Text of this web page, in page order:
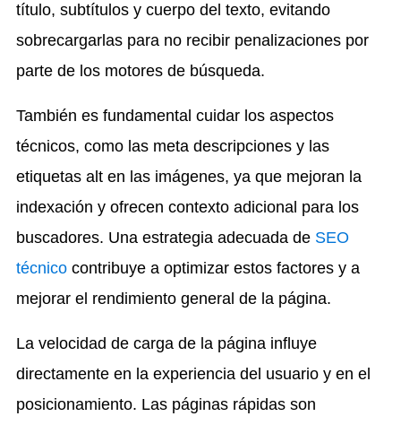
título, subtítulos y cuerpo del texto, evitando
sobrecargarlas para no recibir penalizaciones por
parte de los motores de búsqueda.
También es fundamental cuidar los aspectos
técnicos, como las meta descripciones y las
etiquetas alt en las imágenes, ya que mejoran la
indexación y ofrecen contexto adicional para los
buscadores. Una estrategia adecuada de SEO
técnicocontribuye a optimizar estos factores y a
mejorar el rendimiento general de la página.
La velocidad de carga de la página influye
directamente en la experiencia del usuario y en el
posicionamiento. Las páginas rápidas son